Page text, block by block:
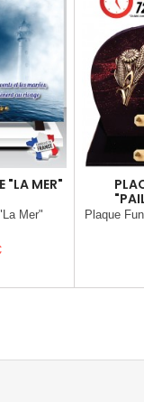
"LA MER"
Mer" Plaque